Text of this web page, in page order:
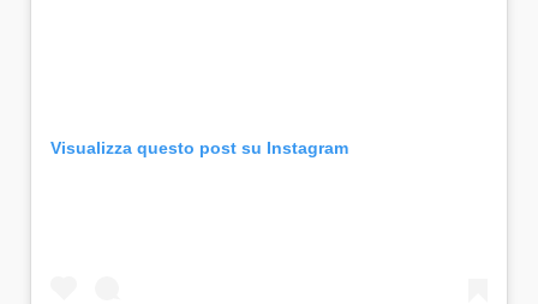
Visualizza questo post su Instagram